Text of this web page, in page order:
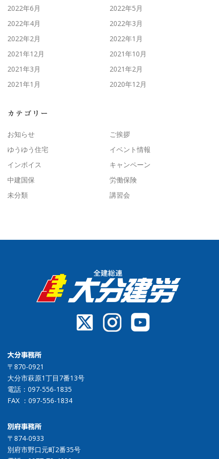
2022年6月
2022年5月
2022年4月
2022年3月
2022年2月
2022年1月
2021年12月
2021年10月
2021年3月
2021年2月
2021年1月
2020年12月
カテゴリー
お知らせ
ご挨拶
ゆうゆう住宅
イベント情報
インボイス
キャンペーン
中建国保
労働保険
未分類
講習会
大分事務所
〒870-0921
大分市萩原1丁目7番13号
電話： 097-556-1835
FAX ：097-556-1834
別府事務所
〒874-0933
別府市野口元町2番35号